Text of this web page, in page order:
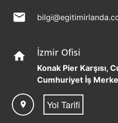
mail
home İzmir Ofisi
Konak Pier Karşısı,
Cumhuriyet İş
location_on Yol Tarifi